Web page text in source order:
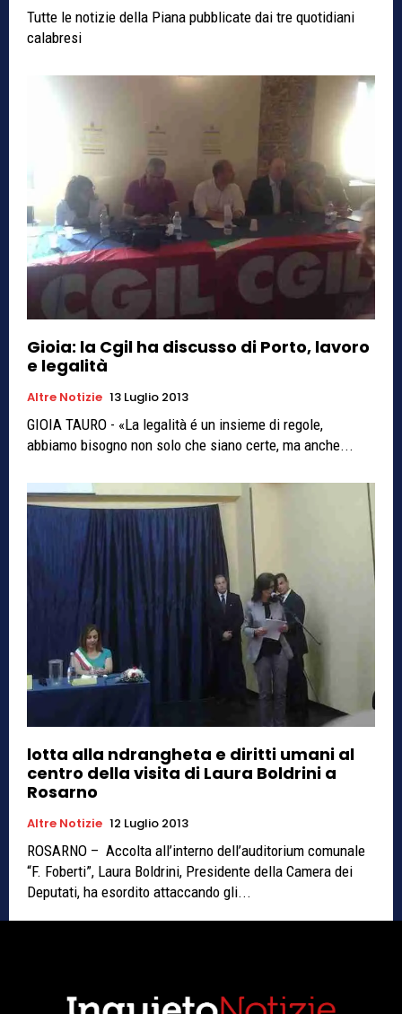
Tutte le notizie della Piana pubblicate dai tre quotidiani
calabresi
Gioia: la Cgil ha discusso di Porto, lavoro
e legalità
Altre Notizie 13 Luglio 2013
GIOIA TAURO - «La legalità é un insieme di regole,
abbiamo bisogno non solo che siano certe, ma anche...
lotta alla ndrangheta e diritti umani al
centro della visita di Laura Boldrini a
Rosarno
Altre Notizie 12 Luglio 2013
ROSARNO – Accolta all’interno dell’auditorium comunale
“F. Foberti”, Laura Boldrini, Presidente della Camera dei
Deputati, ha esordito attaccando gli...